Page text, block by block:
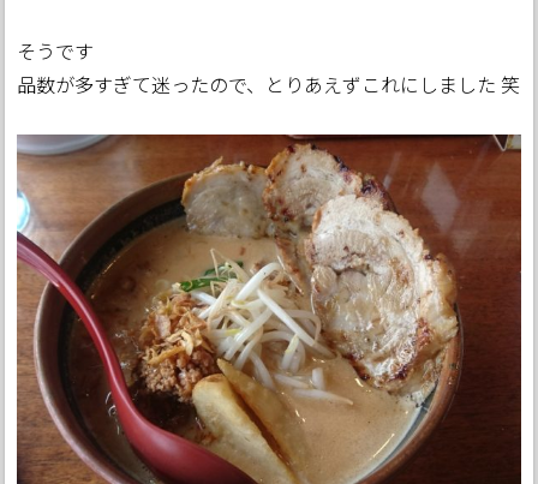
そうです
品数が多すぎて迷ったので、とりあえずこれにしました 笑